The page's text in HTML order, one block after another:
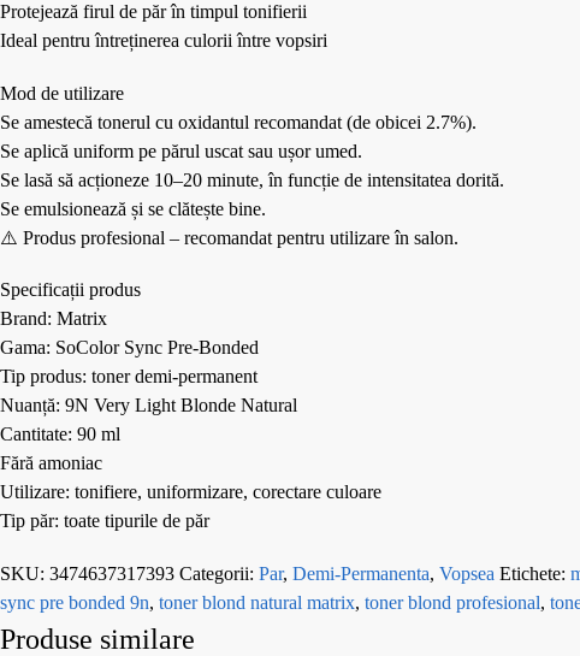
Protejează firul de păr în timpul tonifierii
Ideal pentru întreținerea culorii între vopsiri
Mod de utilizare
Se amestecă tonerul cu oxidantul recomandat (de obicei 2.7%).
Se aplică uniform pe părul uscat sau ușor umed.
Se lasă să acționeze 10–20 minute, în funcție de intensitatea dorită.
Se emulsionează și se clătește bine.
⚠️ Produs profesional – recomandat pentru utilizare în salon.
Specificații produs
Brand: Matrix
Gama: SoColor Sync Pre-Bonded
Tip produs: toner demi-permanent
Nuanță: 9N Very Light Blonde Natural
Cantitate: 90 ml
Fără amoniac
Utilizare: tonifiere, uniformizare, corectare culoare
Tip păr: toate tipurile de păr
SKU: 3474637317393 Categorii: Par, Demi-Permanenta, Vopsea Etichete:
sync pre bonded 9n, toner blond natural matrix, toner blond profesional,
Produse similare